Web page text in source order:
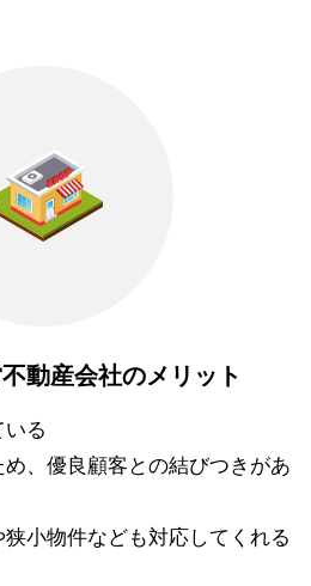
動産会社のメリット
る
、優良顧客との結びつきがあ
小物件なども対応してくれる